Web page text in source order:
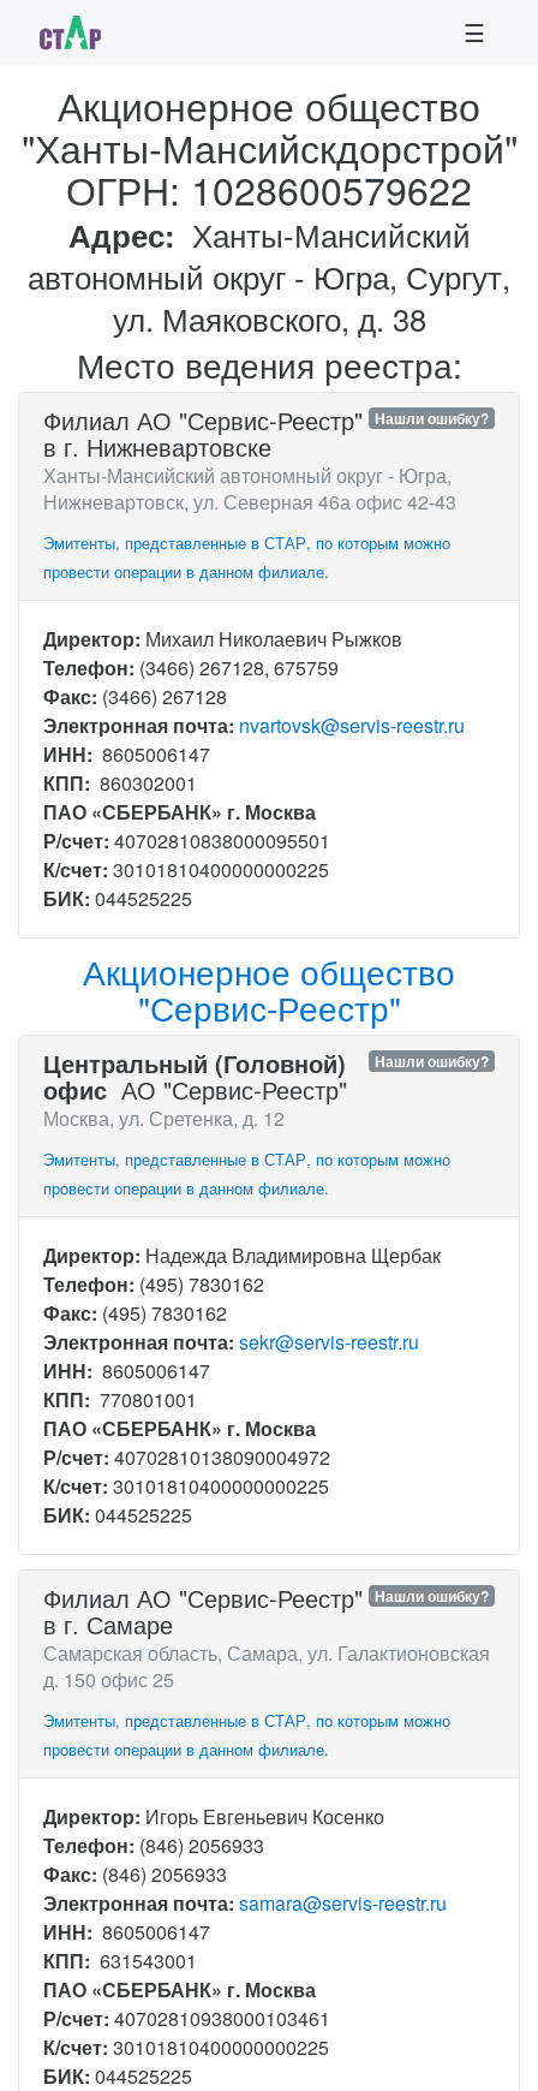
☰
Акционерное общество
"Ханты-Мансийскдорстрой"
ОГРН: 1028600579622
Адрес: Ханты-Мансийский
автономный округ - Югра, Сургут,
ул. Маяковского, д. 38
Место ведения реестра:
Нашли ошибку?
Филиал АО "Сервис-Реестр"
в г. Нижневартовске
Ханты-Мансийский автономный округ - Югра,
Нижневартовск, ул. Северная 46а офис 42-43
Эмитенты, представленные в СТАР, по которым можно
провести операции в данном филиале.
Директор: Михаил Николаевич Рыжков
Телефон: (3466) 267128, 675759
Факс: (3466) 267128
Электронная почта: nvartovsk@servis-reestr.ru
ИНН: 8605006147
КПП: 860302001
ПАО «СБЕРБАНК» г. Москва
Р/счет: 40702810838000095501
К/счет: 30101810400000000225
БИК: 044525225
Акционерное общество
"Сервис-Реестр"
Нашли ошибку?
Центральный (Головной)
офис АО "Сервис-Реестр"
Москва, ул. Сретенка, д. 12
Эмитенты, представленные в СТАР, по которым можно
провести операции в данном филиале.
Директор: Надежда Владимировна Щербак
Телефон: (495) 7830162
Факс: (495) 7830162
Электронная почта: sekr@servis-reestr.ru
ИНН: 8605006147
КПП: 770801001
ПАО «СБЕРБАНК» г. Москва
Р/счет: 40702810138090004972
К/счет: 30101810400000000225
БИК: 044525225
Нашли ошибку?
Филиал АО "Сервис-Реестр"
в г. Самаре
Самарская область, Самара, ул. Галактионовская
д. 150 офис 25
Эмитенты, представленные в СТАР, по которым можно
провести операции в данном филиале.
Директор: Игорь Евгеньевич Косенко
Телефон: (846) 2056933
Факс: (846) 2056933
Электронная почта: samara@servis-reestr.ru
ИНН: 8605006147
КПП: 631543001
ПАО «СБЕРБАНК» г. Москва
Р/счет: 40702810938000103461
К/счет: 30101810400000000225
БИК: 044525225